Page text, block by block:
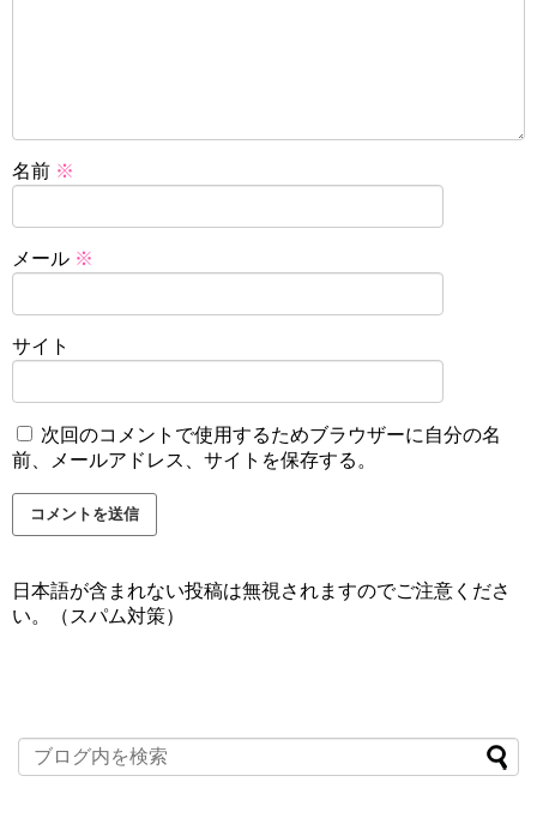
名前 ※
メール ※
サイト
次回のコメントで使用するためブラウザーに自分の名
前、メールアドレス、サイトを保存する。
日本語が含まれない投稿は無視されますのでご注意くださ
い。（スパム対策）